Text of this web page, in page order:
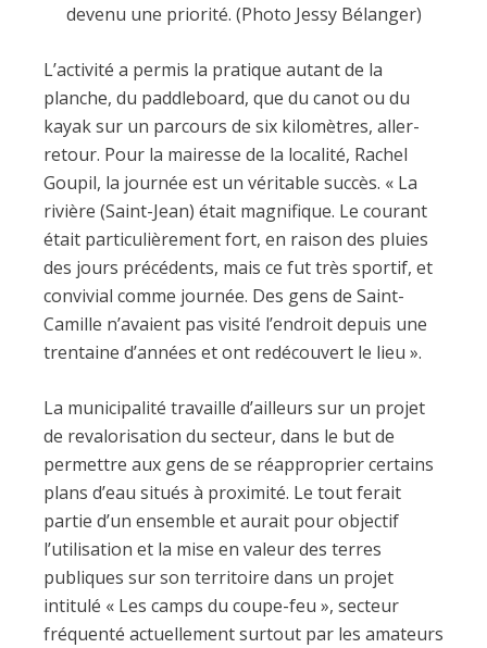
devenu une priorité. (Photo Jessy Bélanger)
L’activité a permis la pratique autant de la
planche, du paddleboard, que du canot ou du
kayak sur un parcours de six kilomètres, aller-
retour. Pour la mairesse de la localité, Rachel
Goupil, la journée est un véritable succès. « La
rivière (Saint-Jean) était magnifique. Le courant
était particulièrement fort, en raison des pluies
des jours précédents, mais ce fut très sportif, et
convivial comme journée. Des gens de Saint-
Camille n’avaient pas visité l’endroit depuis une
trentaine d’années et ont redécouvert le lieu ».
La municipalité travaille d’ailleurs sur un projet
de revalorisation du secteur, dans le but de
permettre aux gens de se réapproprier certains
plans d’eau situés à proximité. Le tout ferait
partie d’un ensemble et aurait pour objectif
l’utilisation et la mise en valeur des terres
publiques sur son territoire dans un projet
intitulé « Les camps du coupe-feu », secteur
fréquenté actuellement surtout par les amateurs